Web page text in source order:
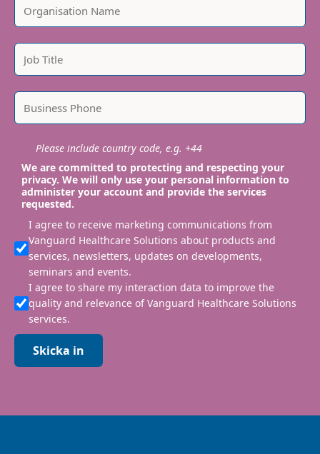
Please include country code, e.g. +44
We are committed to protecting and respecting your
privacy. We will only use your personal information to
administer your account and provide the services
requested.
I agree to receive marketing communications from
Vanguard Healthcare Solutions about products and
services, newsletters, updates on developments,
seminars and events.
I agree to share my interaction data to improve the
quality and relevance of Vanguard Healthcare Solutions
services.
Skicka in